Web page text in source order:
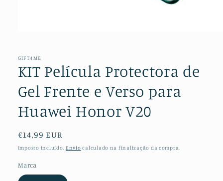
1
modal
GIFT4ME
KIT Película Protectora de
Gel Frente e Verso para
Huawei Honor V20
Preço
normal
€14,99 EUR
Imposto incluído. Envio calculado na finalização da compra.
Marca